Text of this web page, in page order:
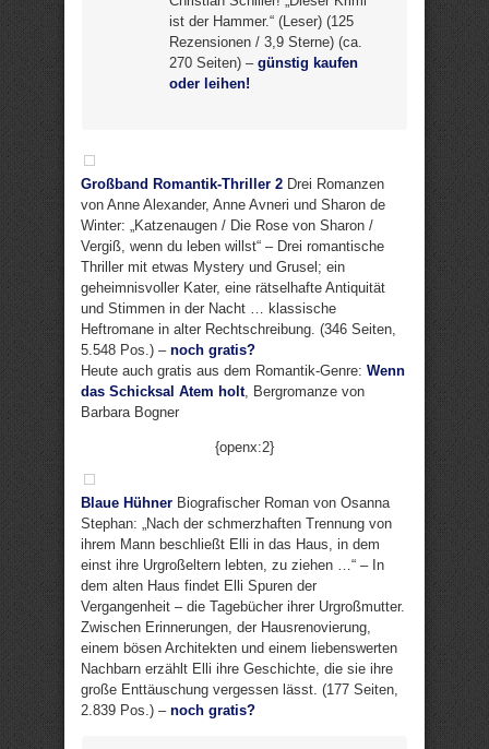
ist der Hammer.“ (Leser) (125
Rezensionen / 3,9 Sterne) (ca.
270 Seiten) – günstig kaufen
oder leihen!
Großband Romantik-Thriller 2 Drei Romanzen
von Anne Alexander, Anne Avneri und Sharon de
Winter: „Katzenaugen / Die Rose von Sharon /
Vergiß, wenn du leben willst“ – Drei romantische
Thriller mit etwas Mystery und Grusel; ein
geheimnisvoller Kater, eine rätselhafte Antiquität
und Stimmen in der Nacht … klassische
Heftromane in alter Rechtschreibung. (346 Seiten,
5.548 Pos.) – noch gratis?
Heute auch gratis aus dem Romantik-Genre: Wenn
das Schicksal Atem holt, Bergromanze von
Barbara Bogner
{openx:2}
Blaue Hühner Biografischer Roman von Osanna
Stephan: „Nach der schmerzhaften Trennung von
ihrem Mann beschließt Elli in das Haus, in dem
einst ihre Urgroßeltern lebten, zu ziehen …“ – In
dem alten Haus findet Elli Spuren der
Vergangenheit – die Tagebücher ihrer Urgroßmutter.
Zwischen Erinnerungen, der Hausrenovierung,
einem bösen Architekten und einem liebenswerten
Nachbarn erzählt Elli ihre Geschichte, die sie ihre
große Enttäuschung vergessen lässt. (177 Seiten,
2.839 Pos.) – noch gratis?